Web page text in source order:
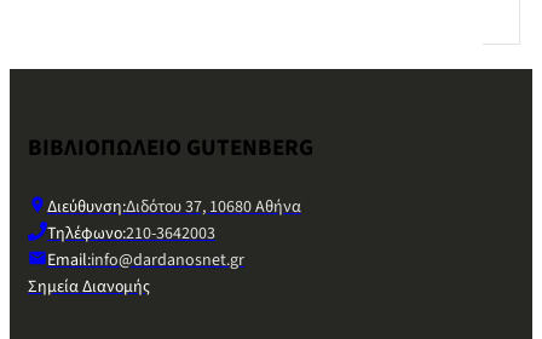
ΒΙΒΛΙΟΠΩΛΕΙΟ GUTENBERG
Διεύθυνση:Διδότου 37, 10680 Αθήνα
Τηλέφωνο:210-3642003
Email:info@dardanosnet.gr
Σημεία Διανομής